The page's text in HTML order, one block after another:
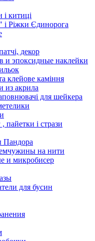
китиці
Ріжки Єдинорога
декор
и эпоксидные наклейки
клейове каміння
из акрила
для шейкера
і стрази
Пандора
на нити
и микробисер
для бусин